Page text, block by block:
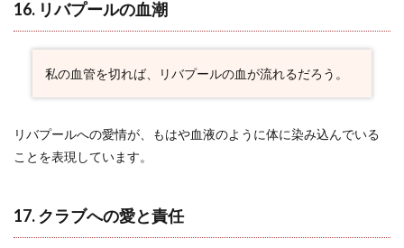
16. リバプールの血潮
私の血管を切れば、リバプールの血が流れるだろう。
リバプールへの愛情が、もはや血液のように体に染み込んでいる
ことを表現しています。
17. クラブへの愛と責任